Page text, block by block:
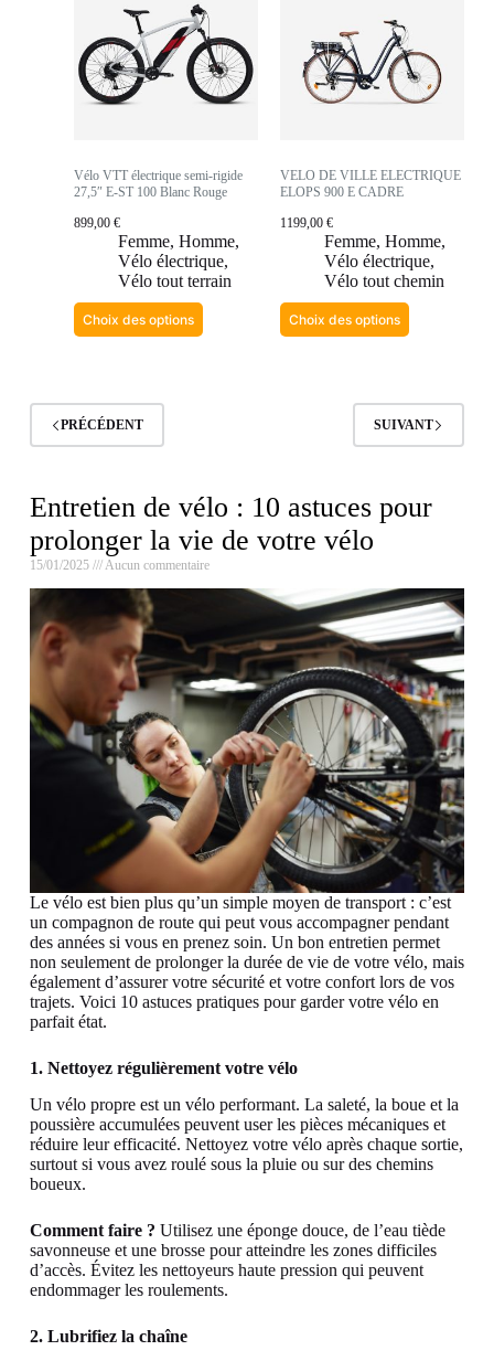
Vélo VTT électrique semi-rigide
27,5″ E-ST 100 Blanc Rouge
899,00 €
Femme, Homme,
Vélo électrique,
Vélo tout terrain
Choix des options
VELO DE VILLE ELECTRIQUE
ELOPS 900 E CADRE
1199,00 €
Femme, Homme,
Vélo électrique,
Vélo tout chemin
Choix des options
PRÉCÉDENT SUIVANT
Entretien de vélo : 10 astuces pour
prolonger la vie de votre vélo
15/01/2025 Aucun commentaire
Le vélo est bien plus qu’un simple moyen de transport : c’est
un compagnon de route qui peut vous accompagner pendant
des années si vous en prenez soin. Un bon entretien permet
non seulement de prolonger la durée de vie de votre vélo, mais
également d’assurer votre sécurité et votre confort lors de vos
trajets. Voici 10 astuces pratiques pour garder votre vélo en
parfait état.
1. Nettoyez régulièrement votre vélo
Un vélo propre est un vélo performant. La saleté, la boue et la
poussière accumulées peuvent user les pièces mécaniques et
réduire leur efficacité. Nettoyez votre vélo après chaque sortie,
surtout si vous avez roulé sous la pluie ou sur des chemins
boueux.
Comment faire ? Utilisez une éponge douce, de l’eau tiède
savonneuse et une brosse pour atteindre les zones difficiles
d’accès. Évitez les nettoyeurs haute pression qui peuvent
endommager les roulements.
2. Lubrifiez la chaîne